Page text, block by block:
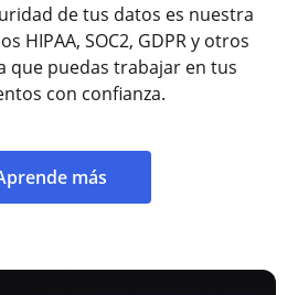
de tus datos es nuestra
HIPAA, SOC2, GDPR y otros
que puedas trabajar en tus
con confianza.
más